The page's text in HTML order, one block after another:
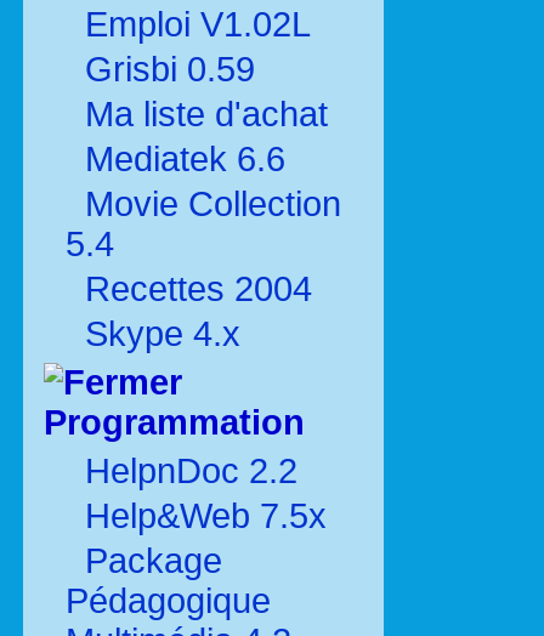
Emploi V1.02L
Grisbi 0.59
Ma liste d'achat
Mediatek 6.6
Movie Collection
5.4
Recettes 2004
Skype 4.x
Programmation
HelpnDoc 2.2
Help&Web 7.5x
Package
Pédagogique